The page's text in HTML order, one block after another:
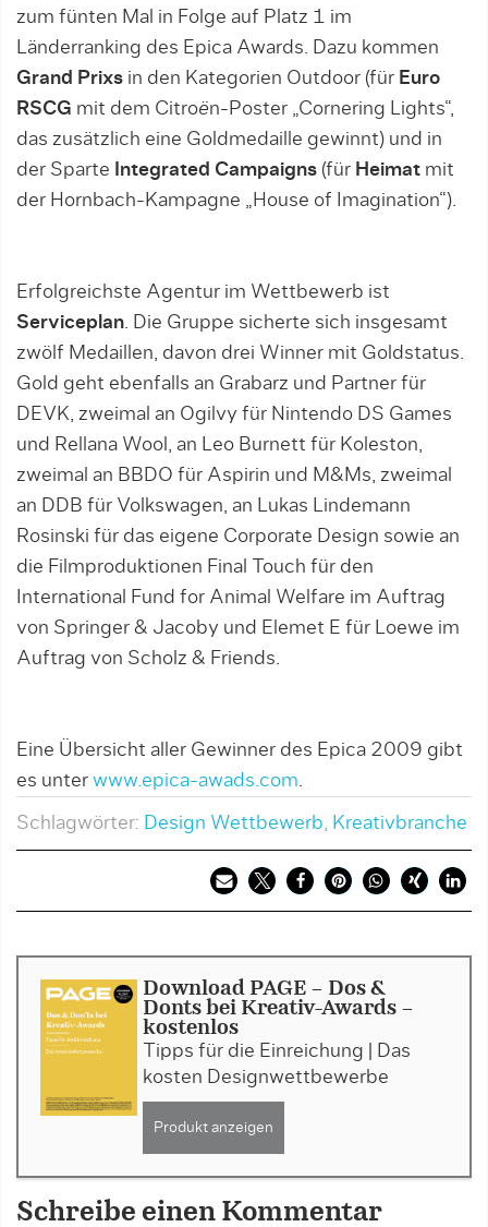
zum fünten Mal in Folge auf Platz 1 im
Länderranking des Epica Awards. Dazu kommen
Grand Prixs in den Kategorien Outdoor (für Euro
RSCG mit dem Citroën-Poster „Cornering Lights“,
das zusätzlich eine Goldmedaille gewinnt) und in
der Sparte
Integrated Campaigns (für Heimat mit
der Hornbach-Kampagne „House of Imagination“).
Erfolgreichste Agentur im Wettbewerb ist
Serviceplan. Die Gruppe sicherte sich insgesamt
zwölf Medaillen, davon drei Winner mit Goldstatus.
Gold geht ebenfalls an Grabarz und Partner für
DEVK, zweimal an Ogilvy für Nintendo DS Games
und Rellana Wool, an Leo Burnett für Koleston,
zweimal an BBDO für Aspirin und M&Ms, zweimal
an DDB für Volkswagen, an Lukas Lindemann
Rosinski für das eigene Corporate Design sowie an
die Filmproduktionen Final Touch für den
International Fund for Animal Welfare im Auftrag
von Springer & Jacoby und Elemet E für Loewe im
Auftrag von Scholz & Friends.
Eine Übersicht aller Gewinner des Epica 2009 gibt
es unter www.epica-awads.com.
Schlagwörter: Design Wettbewerb, Kreativbranche
Download PAGE - Dos &
Donts bei Kreativ-Awards -
kostenlos
Tipps für die Einreichung | Das
kosten Designwettbewerbe
Produkt anzeigen
Schreibe einen Kommentar